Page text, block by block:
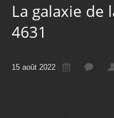
La galaxie de
4631
15 août 2022